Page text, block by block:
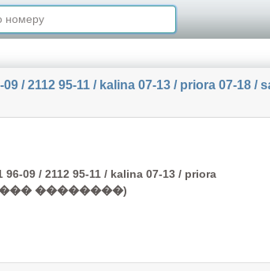
09 / 2112 95-11 / kalina 07-13 / priora
09 / 2112 95-11 / kalina 07-13 / priora
��������)